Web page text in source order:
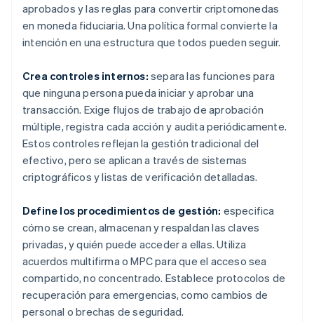
aprobados y las reglas para convertir criptomonedas
en moneda fiduciaria. Una política formal convierte la
intención en una estructura que todos pueden seguir.
Crea controles internos: separa las funciones para
que ninguna persona pueda iniciar y aprobar una
transacción. Exige flujos de trabajo de aprobación
múltiple, registra cada acción y audita periódicamente.
Estos controles reflejan la gestión tradicional del
efectivo, pero se aplican a través de sistemas
criptográficos y listas de verificación detalladas.
Define los procedimientos de gestión: especifica
cómo se crean, almacenan y respaldan las claves
privadas, y quién puede acceder a ellas. Utiliza
acuerdos multifirma o MPC para que el acceso sea
compartido, no concentrado. Establece protocolos de
recuperación para emergencias, como cambios de
personal o brechas de seguridad.